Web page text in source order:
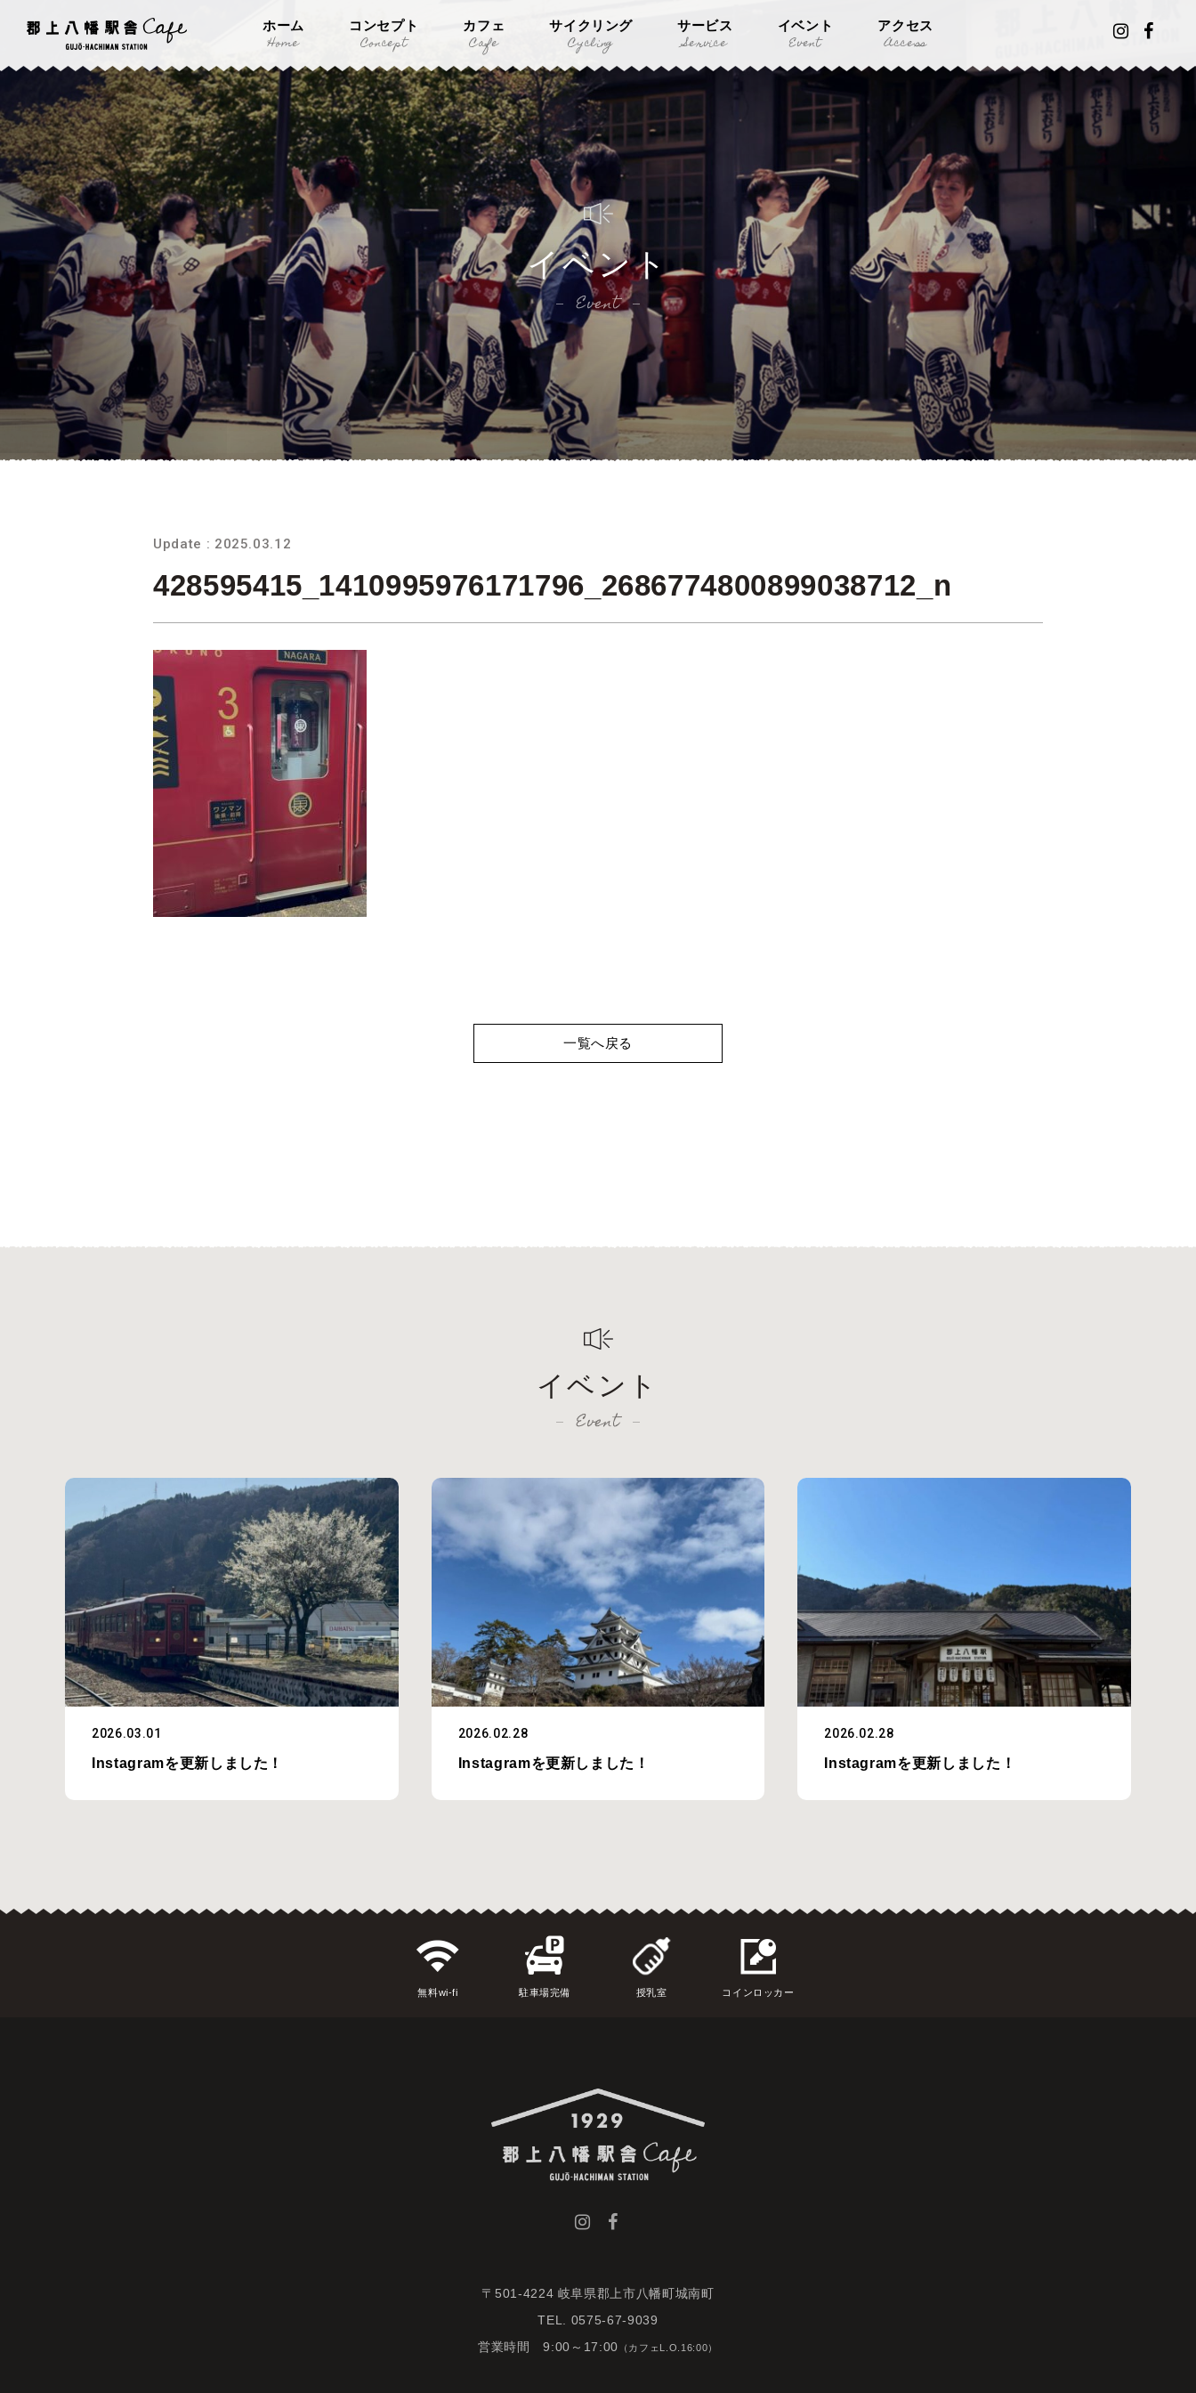
ホーム
Home
コンセプト
Concept
カフェ
Cafe
サイクリング
Cycling
サービス
Service
イベント
Event
アクセス
Access
イベント
Event
Update : 2025.03.12
428595415_1410995976171796_2686774800899038712_n
一覧へ戻る
イベント
Event
2026.03.01
Instagramを更新しました！
2026.02.28
Instagramを更新しました！
2026.02.28
Instagramを更新しました！
無料wi-fi 駐車場完備 授乳室 コインロッカー
〒501-4224 岐阜県郡上市八幡町城南町
TEL. 0575-67-9039
営業時間 9:00～17:00 （カフェL.O.16:00）